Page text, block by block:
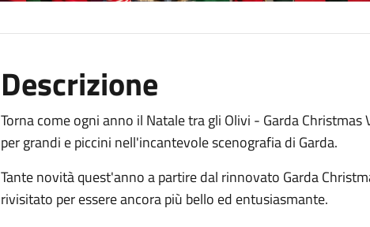
Descrizione
Torna come ogni anno il Natale tra gli Olivi - Garda
per grandi e piccini nell'incantevole scenografia di Garda.
Tante novità quest'anno a partire dal rinnovato Garda
rivisitato per essere ancora più bello ed entusiasmante.